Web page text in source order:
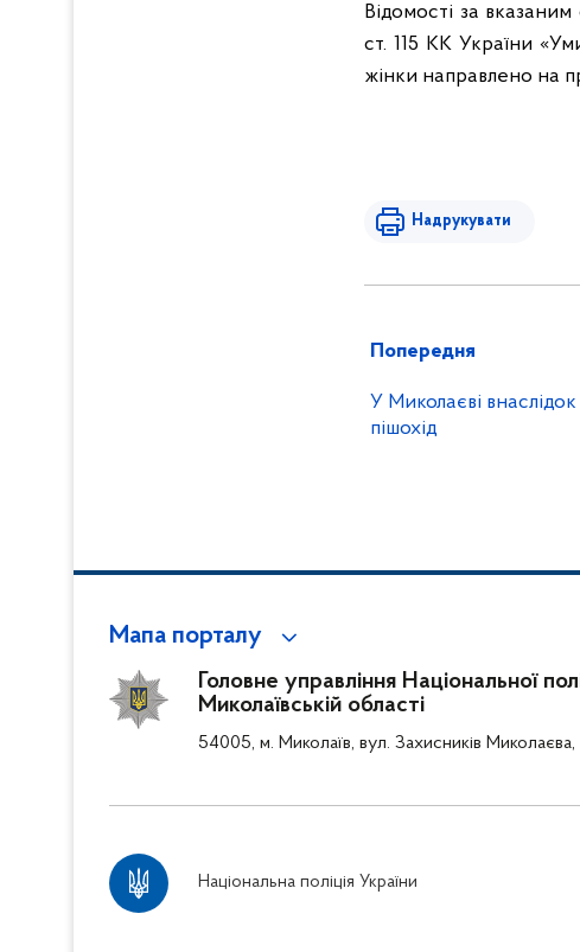
Відомості за
ст. 115 КК України
жінки направлено на
Надрукувати
Попередня
У Миколаєві
пішохід
Мапа порталу
Головне управління Національної
Миколаївській області
54005, м. Миколаїв, вул. Захисників Миколаєва,
Національна поліція України